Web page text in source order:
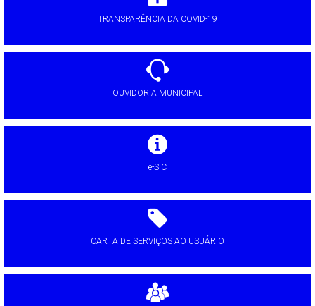
TRANSPARÊNCIA DA COVID-19
OUVIDORIA MUNICIPAL
e-SIC
CARTA DE SERVIÇOS AO USUÁRIO